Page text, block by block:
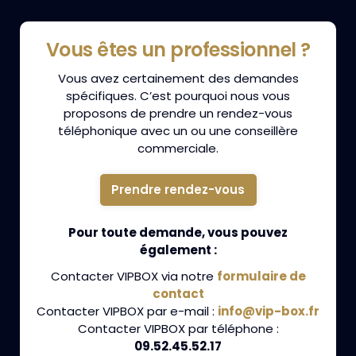
Vous êtes un professionnel ?
Vous avez certainement des demandes
spécifiques. C’est pourquoi nous vous
proposons de prendre un rendez-vous
téléphonique avec un ou une conseillère
commerciale.
Prendre rendez-vous
Pour toute demande, vous pouvez
également :
Contacter VIPBOX via notre formulaire de
contact
Contacter VIPBOX par e-mail : info@vip-box.fr
Contacter VIPBOX par téléphone :
09.52.45.52.17